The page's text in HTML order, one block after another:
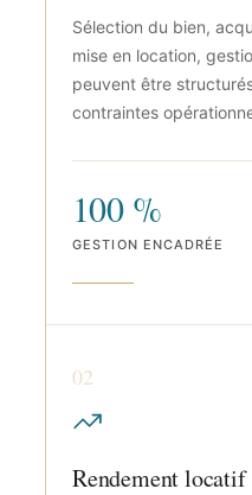
Sélection du bien,
mise en location,
peuvent être
contraintes
100 %
GESTION ENCADRÉE
02
Rendement locatif